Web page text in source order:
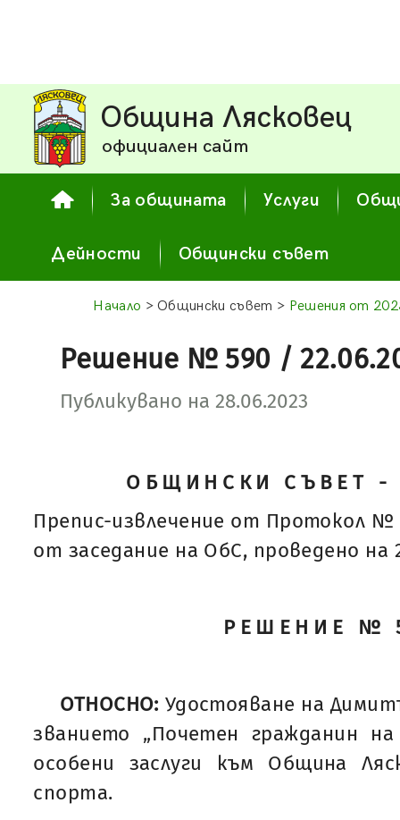
Община Лясковец
официален сайт
За общината Услуги
Дейности Общински съвет
Начало > Общински съвет > Решения от
Решение № 590 /
Публикувано на 28.06.2023
ОБЩИНСКИ СЪВЕТ -
Препис-извлечение от Протокол №
от заседание на ОбС, проведено на
РЕШЕНИЕ №
ОТНОСНО: Удостояване на
званието „Почетен гражданин
особени заслуги към Община
спорта.